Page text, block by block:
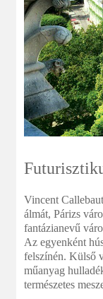
Vincent
álmát, Párizs
fantázianevű
Az egyenként
felszínén. Külső
műanyag
természetes